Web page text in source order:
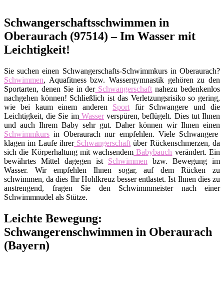
Schwangerschaftsschwimmen in
Oberaurach (97514) – Im Wasser mit
Leichtigkeit!
Sie suchen einen Schwangerschafts-Schwimmkurs in Oberaurach?
Schwimmen, Aquafitness bzw. Wassergymnastik gehören zu den
Sportarten, denen Sie in derSchwangerschaft nahezu bedenkenlos
nachgehen können! Schließlich ist das Verletzungsrisiko so gering,
wie bei kaum einem anderen Sport für Schwangere und die
Leichtigkeit, die Sie imWasserverspüren, beflügelt. Dies tut Ihnen
und auch Ihrem Baby sehr gut. Daher können wir Ihnen einen
Schwimmkurs in Oberaurach nur empfehlen. Viele Schwangere
klagen im Laufe ihrerSchwangerschaft über Rückenschmerzen, da
sich die Körperhaltung mit wachsendem Babybauch verändert. Ein
bewährtes Mittel dagegen ist Schwimmen bzw. Bewegung im
Wasser. Wir empfehlen Ihnen sogar, auf dem Rücken zu
schwimmen, da dies Ihr Hohlkreuz besser entlastet. Ist Ihnen dies zu
anstrengend, fragen Sie den Schwimmmeister nach einer
Schwimmnudel als Stütze.
Leichte Bewegung:
Schwangerenschwimmen in Oberaurach
(Bayern)